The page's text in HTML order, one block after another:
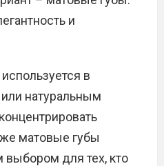
и
в
натуральным
матовые губы
выбором для тех, кто